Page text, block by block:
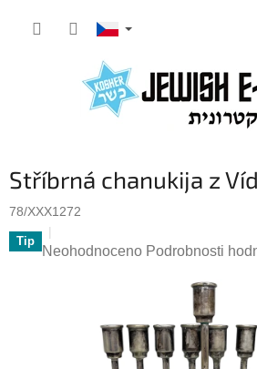
Stříbrná chanukija z
78/XXX1272
Tip
Průměrné
Neohodnoceno Podrobnosti